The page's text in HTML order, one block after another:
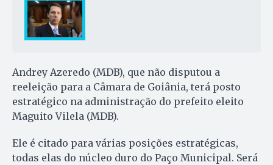
Andrey Azeredo (MDB), que não disputou a
reeleição para a Câmara de Goiânia, terá posto
estratégico na administração do prefeito eleito
Maguito Vilela (MDB).
Ele é citado para várias posições estratégicas,
todas elas do núcleo duro do Paço Municipal. Será